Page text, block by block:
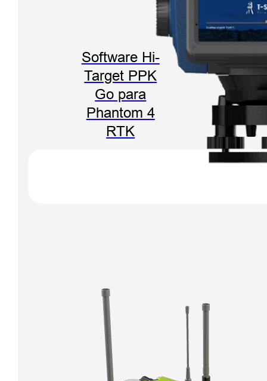
Software Hi-
Target PPK
Go para
Phantom 4
RTK